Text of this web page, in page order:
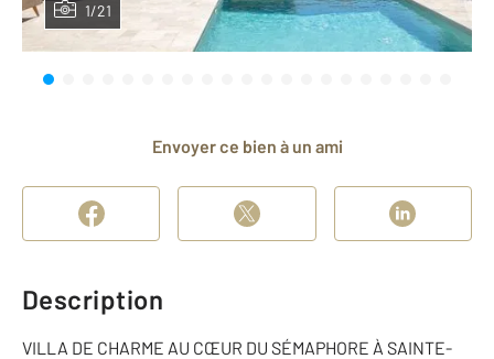
1/21
Envoyer ce bien à un ami
Description
VILLA DE CHARME AU CŒUR DU SÉMAPHORE À SAINTE-